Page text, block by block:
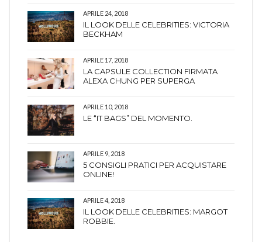
APRILE 24, 2018
IL LOOK DELLE CELEBRITIES: VICTORIA
BECKHAM
APRILE 17, 2018
LA CAPSULE COLLECTION FIRMATA
ALEXA CHUNG PER SUPERGA
APRILE 10, 2018
LE “IT BAGS” DEL MOMENTO.
APRILE 9, 2018
5 CONSIGLI PRATICI PER ACQUISTARE
ONLINE!
APRILE 4, 2018
IL LOOK DELLE CELEBRITIES: MARGOT
ROBBIE.